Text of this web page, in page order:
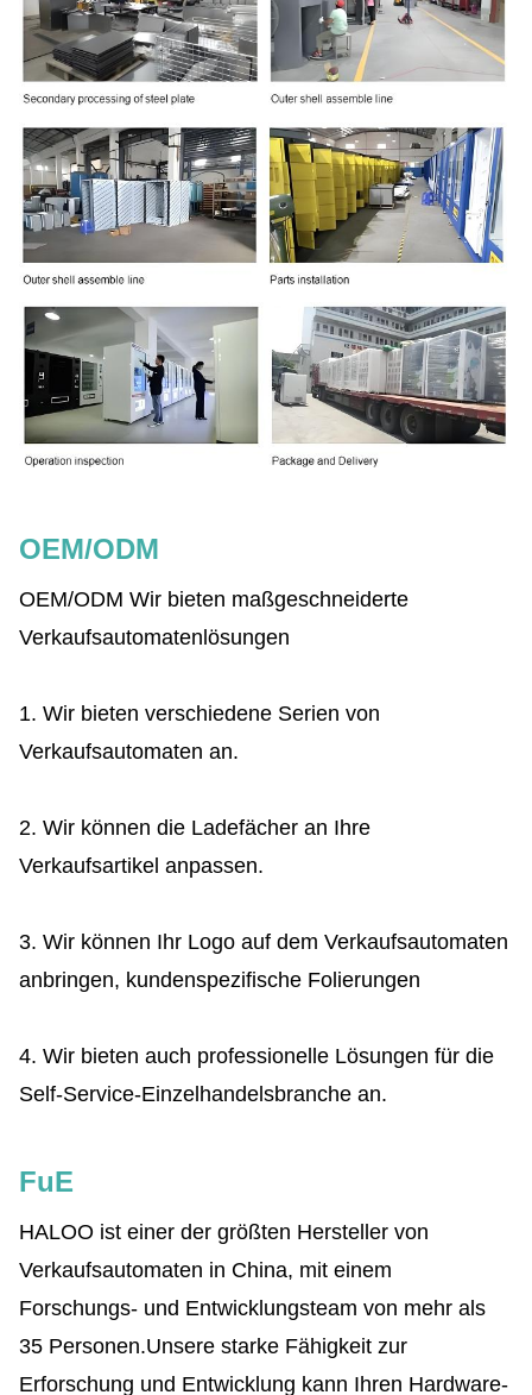
OEM/ODM
OEM/ODM Wir bieten maßgeschneiderte
Verkaufsautomatenlösungen
1. Wir bieten verschiedene Serien von
Verkaufsautomaten an.
2. Wir können die Ladefächer an Ihre
Verkaufsartikel anpassen.
3. Wir können Ihr Logo auf dem Verkaufsautomaten
anbringen, kundenspezifische Folierungen
4. Wir bieten auch professionelle Lösungen für die
Self-Service-Einzelhandelsbranche an.
FuE
HALOO ist einer der größten Hersteller von
Verkaufsautomaten in China, mit einem
Forschungs- und Entwicklungsteam von mehr als
35 Personen.Unsere starke Fähigkeit zur
Erforschung und Entwicklung kann Ihren Hardware-